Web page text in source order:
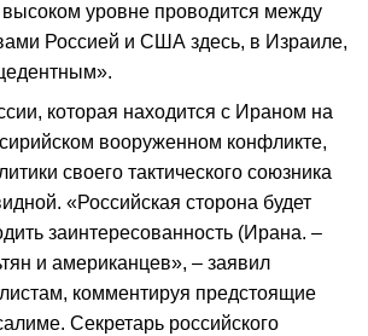
высоком уровне проводится между
Россией и США здесь, в Израиле,
которая находится с Ираном на
вооруженном конфликте,
своего тактического союзника
«Российская сторона будет
заинтересованность (Ирана. –
и американцев», – заявил
комментируя предстоящие
Секретарь российского